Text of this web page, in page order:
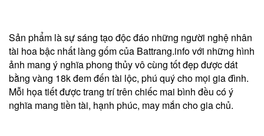
Sản phẩm là sự sáng tạo độc đáo những người nghệ nhân
tài hoa bậc nhất làng gốm của Battrang.info với những hình
ảnh mang ý nghĩa phong thủy vô cùng tốt đẹp được dát
bằng vàng 18k đem đến tài lộc, phú quý cho mọi gia đình.
Mỗi họa tiết được trang trí trên chiếc mai bình đều có ý
nghĩa mang tiền tài, hạnh phúc, may mắn cho gia chủ.